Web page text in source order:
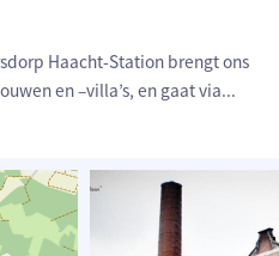
Haacht-Station brengt ons
en –villa’s, en gaat via...